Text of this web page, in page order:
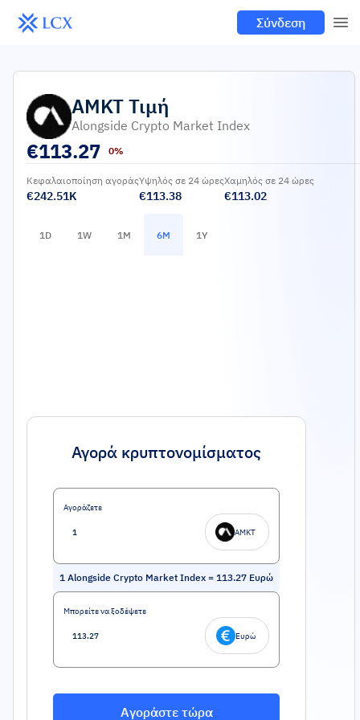
Σύνδεση
AMKTΤιμή
Alongside Crypto Market Index
€113.27 0%
Κεφαλαιοποίηση αγοράς
€242.51K
Υψηλός σε 24 ώρες
€113.38
Χαμηλός σε 24 ώρες
€113.02
1D 1W 1M 6M 1Y
Αγορά κρυπτονομίσματος
Αγοράζετε
AMKT
1 Alongside Crypto Market Index = 113.27 Ευρώ
Μπορείτε να ξοδέψετε
Ευρώ
Αγοράστε τώρα